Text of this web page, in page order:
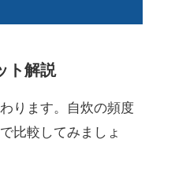
ト解説
ります。自炊の頻度
比較してみましょ